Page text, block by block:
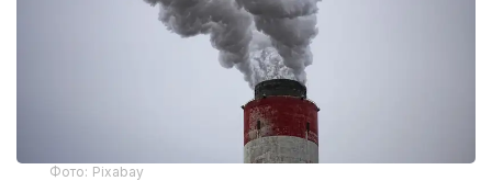
Фото: Pixabay